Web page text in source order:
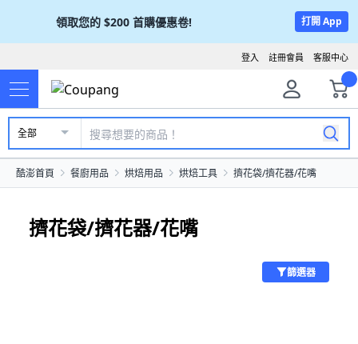
領取您的 $200 首購優惠卷! 打開 App
客服中心
註冊會員
登入
全部
酷澎首頁 餐廚用品 烘焙用品 烘焙工具 擠花袋/擠花器/花嘴
擠花袋/擠花器/花嘴
篩選器